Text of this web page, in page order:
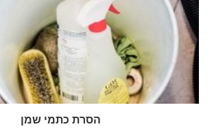
הסרת כתמי שמן